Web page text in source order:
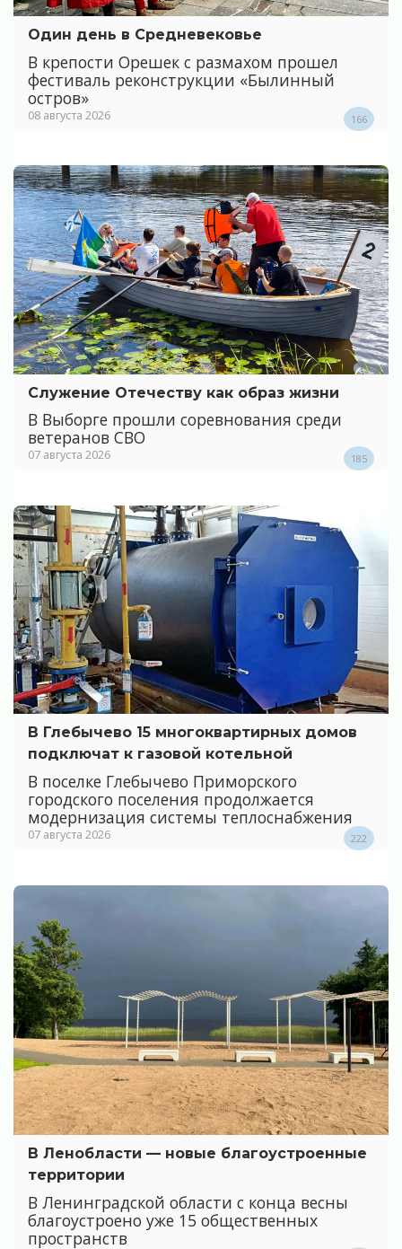
Один день в Средневековье
В крепости Орешек с размахом прошел
фестиваль реконструкции «Былинный
остров»
08 августа 2026 166
Служение Отечеству как образ жизни
В Выборге прошли соревнования среди
ветеранов СВО
07 августа 2026 185
В Глебычево 15 многоквартирных домов
подключат к газовой котельной
В поселке Глебычево Приморского
городского поселения продолжается
модернизация системы теплоснабжения
07 августа 2026 222
В Ленобласти — новые благоустроенные
территории
В Ленинградской области с конца весны
благоустроено уже 15 общественных
пространств